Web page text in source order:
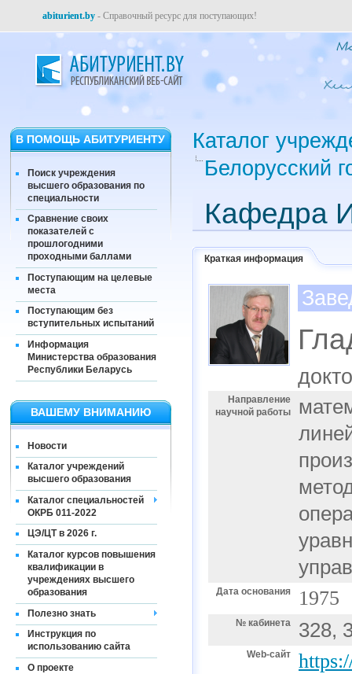
abiturient.by - Справочный ресурс для поступающих!
В ПОМОЩЬ АБИТУРИЕНТУ
Поиск учреждения
высшего образования по
специальности
Сравнение своих
показателей с
прошлогодними
проходными баллами
Поступающим на целевые
места
Поступающим без
вступительных испытаний
Информация
Министерства образования
Республики Беларусь
ВАШЕМУ ВНИМАНИЮ
Новости
Каталог учреждений
высшего образования
Каталог специальностей
ОКРБ 011-2022
ЦЭ/ЦТ в 2026 г.
Каталог курсов повышения
квалификации в
учреждениях высшего
образования
Полезно знать
Инструкция по
использованию сайта
О проекте
Каталог
Белорусский
Кафедра
Краткая информация
Направление
научной работы
Дата основания 1975
№ кабинета 328,
Web-сайт